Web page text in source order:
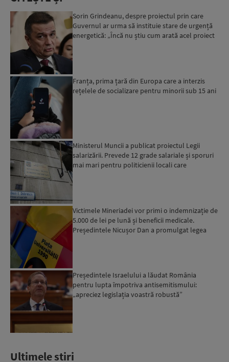
Sorin Grindeanu, despre proiectul prin care
Guvernul ar urma să instituie stare de urgență
energetică: „Încă nu știu cum arată acel proiect
Franța, prima țară din Europa care a interzis
rețelele de socializare pentru minorii sub 15 ani
Ministerul Muncii a publicat proiectul Legii
salarizării. Prevede 12 grade salariale și sporuri
mai mari pentru politicienii locali care
Victimele Mineriadei vor primi o indemnizație de
5.000 de lei pe lună și beneficii medicale.
Președintele Nicușor Dan a promulgat legea
Președintele Israelului a lăudat România
pentru lupta împotriva antisemitismului:
„apreciez legislația voastră robustă”
Ultimele stiri